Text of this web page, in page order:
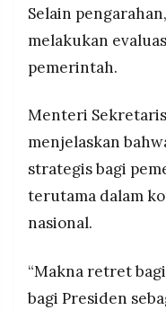
Selain
melakukan
pemerintah.
Menteri
menjelaskan
strategis bagi
terutama dalam
nasional.
“Makna retret
bagi Presiden